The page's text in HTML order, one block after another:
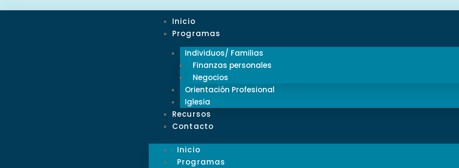
Inicio
Programas
Individuos/ Familias
Finanzas personales
Negocios
Orientación Profesional
Iglesia
Recursos
Contacto
Inicio
Programas